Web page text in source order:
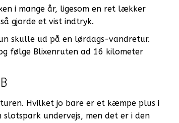
i mange år, ligesom en ret lækker
gjorde et vist indtryk.
skulle ud på en lørdags-vandretur.
følge Blixenruten ad 16 kilometer
Hvilket jo bare er et kæmpe plus i
undervejs, men det er i den